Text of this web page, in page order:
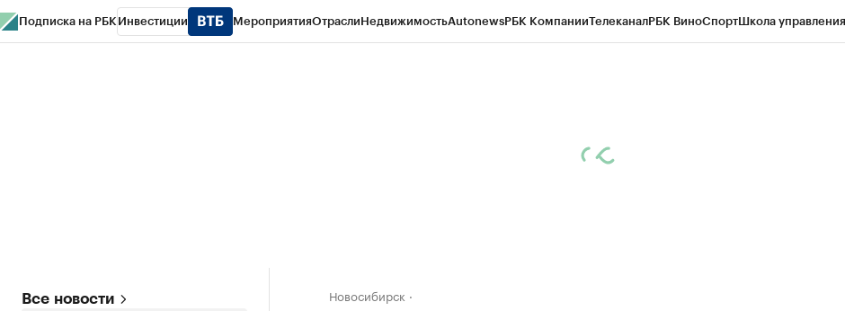
Подписка на РБК Инвестиции МероприятияОтраслиНедвижимостьAutonewsРБК КомпанииТелеканалРБК ВиноСпортШкола
Все новости Новосибирск